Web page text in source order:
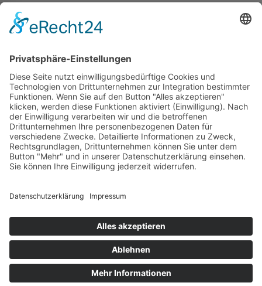
Susanne Steiger
Geschäfte
Newsletter
Kontakt
© 2026 JUWELIER STEIGER
VERTRAG WIDERRUFEN
PERFORMANCE BY ·GREITMANN